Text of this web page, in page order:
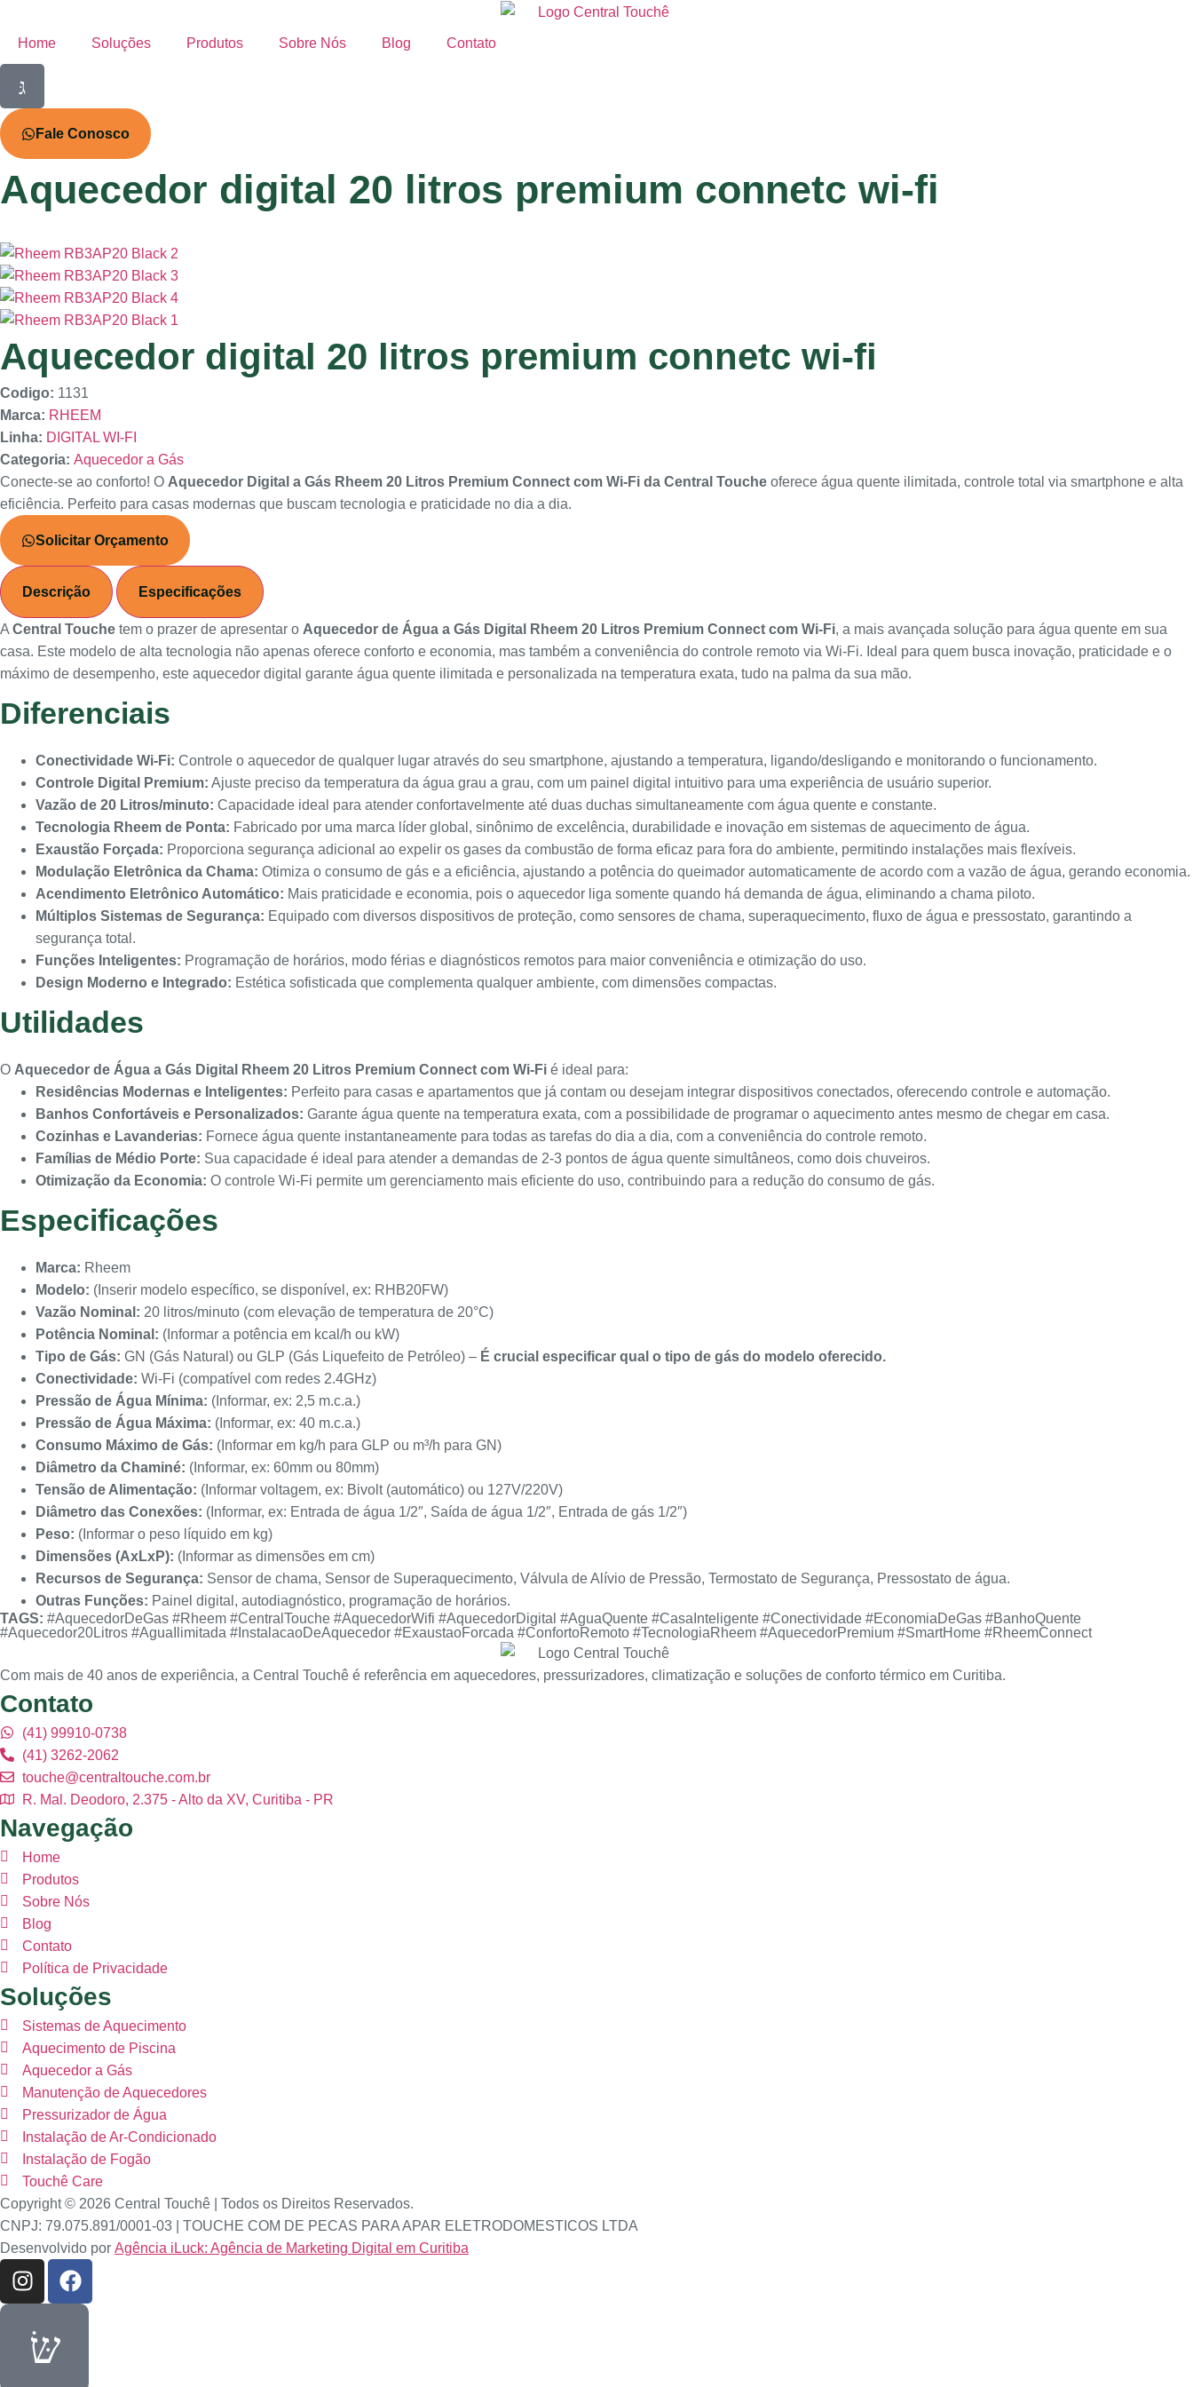
Home Soluções Produtos Sobre Nós Blog Contato
Fale Conosco
Aquecedor digital 20 litros premium connetc wi-fi
Aquecedor digital 20 litros premium connetc wi-fi
Codigo: 1131
Marca: RHEEM
Linha: DIGITAL WI-FI
Categoria: Aquecedor a Gás
Conecte-se ao conforto! O Aquecedor Digital a Gás Rheem 20 Litros Premium Connect com Wi-Fi da Central Touche oferece água quente ilimitada, controle total via smartphone e alta
eficiência. Perfeito para casas modernas que buscam tecnologia e praticidade no dia a dia.
Solicitar Orçamento
Descrição Especificações
A Central Touche tem o prazer de apresentar o Aquecedor de Água a Gás Digital Rheem 20 Litros Premium Connect com Wi-Fi, a mais avançada solução para água quente em sua
casa. Este modelo de alta tecnologia não apenas oferece conforto e economia, mas também a conveniência do controle remoto via Wi-Fi. Ideal para quem busca inovação, praticidade e o
máximo de desempenho, este aquecedor digital garante água quente ilimitada e personalizada na temperatura exata, tudo na palma da sua mão.
Diferenciais
Conectividade Wi-Fi: Controle o aquecedor de qualquer lugar através do seu smartphone, ajustando a temperatura, ligando/desligando e monitorando o funcionamento.
Controle Digital Premium: Ajuste preciso da temperatura da água grau a grau, com um painel digital intuitivo para uma experiência de usuário superior.
Vazão de 20 Litros/minuto: Capacidade ideal para atender confortavelmente até duas duchas simultaneamente com água quente e constante.
Tecnologia Rheem de Ponta: Fabricado por uma marca líder global, sinônimo de excelência, durabilidade e inovação em sistemas de aquecimento de água.
Exaustão Forçada: Proporciona segurança adicional ao expelir os gases da combustão de forma eficaz para fora do ambiente, permitindo instalações mais flexíveis.
Modulação Eletrônica da Chama: Otimiza o consumo de gás e a eficiência, ajustando a potência do queimador automaticamente de acordo com a vazão de água, gerando economia.
Acendimento Eletrônico Automático: Mais praticidade e economia, pois o aquecedor liga somente quando há demanda de água, eliminando a chama piloto.
Múltiplos Sistemas de Segurança: Equipado com diversos dispositivos de proteção, como sensores de chama, superaquecimento, fluxo de água e pressostato, garantindo a
segurança total.
Funções Inteligentes: Programação de horários, modo férias e diagnósticos remotos para maior conveniência e otimização do uso.
Design Moderno e Integrado: Estética sofisticada que complementa qualquer ambiente, com dimensões compactas.
Utilidades
O Aquecedor de Água a Gás Digital Rheem 20 Litros Premium Connect com Wi-Fi é ideal para:
Residências Modernas e Inteligentes: Perfeito para casas e apartamentos que já contam ou desejam integrar dispositivos conectados, oferecendo controle e automação.
Banhos Confortáveis e Personalizados: Garante água quente na temperatura exata, com a possibilidade de programar o aquecimento antes mesmo de chegar em casa.
Cozinhas e Lavanderias: Fornece água quente instantaneamente para todas as tarefas do dia a dia, com a conveniência do controle remoto.
Famílias de Médio Porte: Sua capacidade é ideal para atender a demandas de 2-3 pontos de água quente simultâneos, como dois chuveiros.
Otimização da Economia: O controle Wi-Fi permite um gerenciamento mais eficiente do uso, contribuindo para a redução do consumo de gás.
Especificações
Marca: Rheem
Modelo: (Inserir modelo específico, se disponível, ex: RHB20FW)
Vazão Nominal: 20 litros/minuto (com elevação de temperatura de 20°C)
Potência Nominal: (Informar a potência em kcal/h ou kW)
Tipo de Gás: GN (Gás Natural) ou GLP (Gás Liquefeito de Petróleo) – É crucial especificar qual o tipo de gás do modelo oferecido.
Conectividade: Wi-Fi (compatível com redes 2.4GHz)
Pressão de Água Mínima: (Informar, ex: 2,5 m.c.a.)
Pressão de Água Máxima: (Informar, ex: 40 m.c.a.)
Consumo Máximo de Gás: (Informar em kg/h para GLP ou m³/h para GN)
Diâmetro da Chaminé: (Informar, ex: 60mm ou 80mm)
Tensão de Alimentação: (Informar voltagem, ex: Bivolt (automático) ou 127V/220V)
Diâmetro das Conexões: (Informar, ex: Entrada de água 1/2″, Saída de água 1/2″, Entrada de gás 1/2″)
Peso: (Informar o peso líquido em kg)
Dimensões (AxLxP): (Informar as dimensões em cm)
Recursos de Segurança: Sensor de chama, Sensor de Superaquecimento, Válvula de Alívio de Pressão, Termostato de Segurança, Pressostato de água.
Outras Funções: Painel digital, autodiagnóstico, programação de horários.
TAGS: #AquecedorDeGas #Rheem #CentralTouche #AquecedorWifi #AquecedorDigital #AguaQuente #CasaInteligente #Conectividade #EconomiaDeGas #BanhoQuente
#Aquecedor20Litros #AguaIlimitada #InstalacaoDeAquecedor #ExaustaoForcada #ConfortoRemoto #TecnologiaRheem #AquecedorPremium #SmartHome #RheemConnect
Com mais de 40 anos de experiência, a Central Touchê é referência em aquecedores, pressurizadores, climatização e soluções de conforto térmico em Curitiba.
Contato
(41) 99910-0738
(41) 3262-2062
touche@centraltouche.com.br
R. Mal. Deodoro, 2.375 - Alto da XV, Curitiba - PR
Navegação
Home
Produtos
Sobre Nós
Blog
Contato
Política de Privacidade
Soluções
Sistemas de Aquecimento
Aquecimento de Piscina
Aquecedor a Gás
Manutenção de Aquecedores
Pressurizador de Água
Instalação de Ar-Condicionado
Instalação de Fogão
Touchê Care
Copyright © 2026 Central Touchê | Todos os Direitos Reservados.
CNPJ: 79.075.891/0001-03 | TOUCHE COM DE PECAS PARA APAR ELETRODOMESTICOS LTDA
Desenvolvido por Agência iLuck: Agência de Marketing Digital em Curitiba